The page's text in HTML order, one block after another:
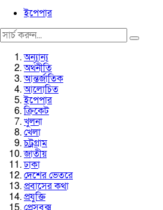
ইপেপার
অন্যান্য
অর্থনীতি
আন্তর্জাতিক
আলোচিত
ইপেপার
ক্রিকেট
খুলনা
খেলা
চট্রগ্রাম
জাতীয়
ঢাকা
দেশের ভেতরে
প্রবাসের কথা
প্রযুক্তি